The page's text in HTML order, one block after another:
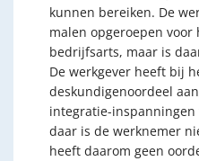
kunnen bereiken. De
malen opgeroepen
bedrijfsarts, maar is
De werkgever heeft bij
deskundigenoordeel
integratie-inspanningen
daar is de werknemer
heeft daarom geen